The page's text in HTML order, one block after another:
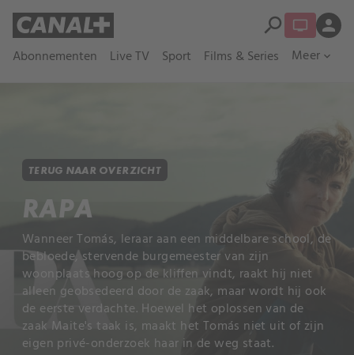
Abonnementen Live TV Sport Films & Series Meer expand_more
search person
TERUG NAAR OVERZICHT
RAPA
Wanneer Tomás, leraar aan een middelbare school, de
bebloede, stervende burgemeester van zijn
woonplaats hoog op de kliffen vindt, raakt hij niet
alleen geobsedeerd door de zaak, maar wordt hij ook
de eerste verdachte. Hoewel het oplossen van de
zaak Maite's taak is, maakt het Tomás niet uit of zijn
eigen privé-onderzoek haar in de weg staat.